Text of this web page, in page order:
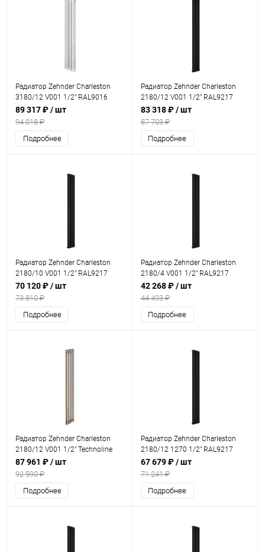
Радиатор Zehnder Charleston
3180/12 V001 1/2" RAL9016
89 317 ₽/ шт
94 018 ₽
Подробнее
Радиатор Zehnder Charleston
2180/12 V001 1/2" RAL9217
83 318 ₽/ шт
87 703 ₽
Подробнее
Радиатор Zehnder Charleston
2180/10 V001 1/2" RAL9217
70 120 ₽/ шт
73 810 ₽
Подробнее
Радиатор Zehnder Charleston
2180/4 V001 1/2" RAL9217
42 268 ₽/ шт
44 493 ₽
Подробнее
Радиатор Zehnder Charleston
2180/12 V001 1/2" Technoline
0326
87 961 ₽/ шт
92 590 ₽
Подробнее
Радиатор Zehnder Charleston
2180/12 1270 1/2" RAL9217
67 679 ₽/ шт
71 241 ₽
Подробнее